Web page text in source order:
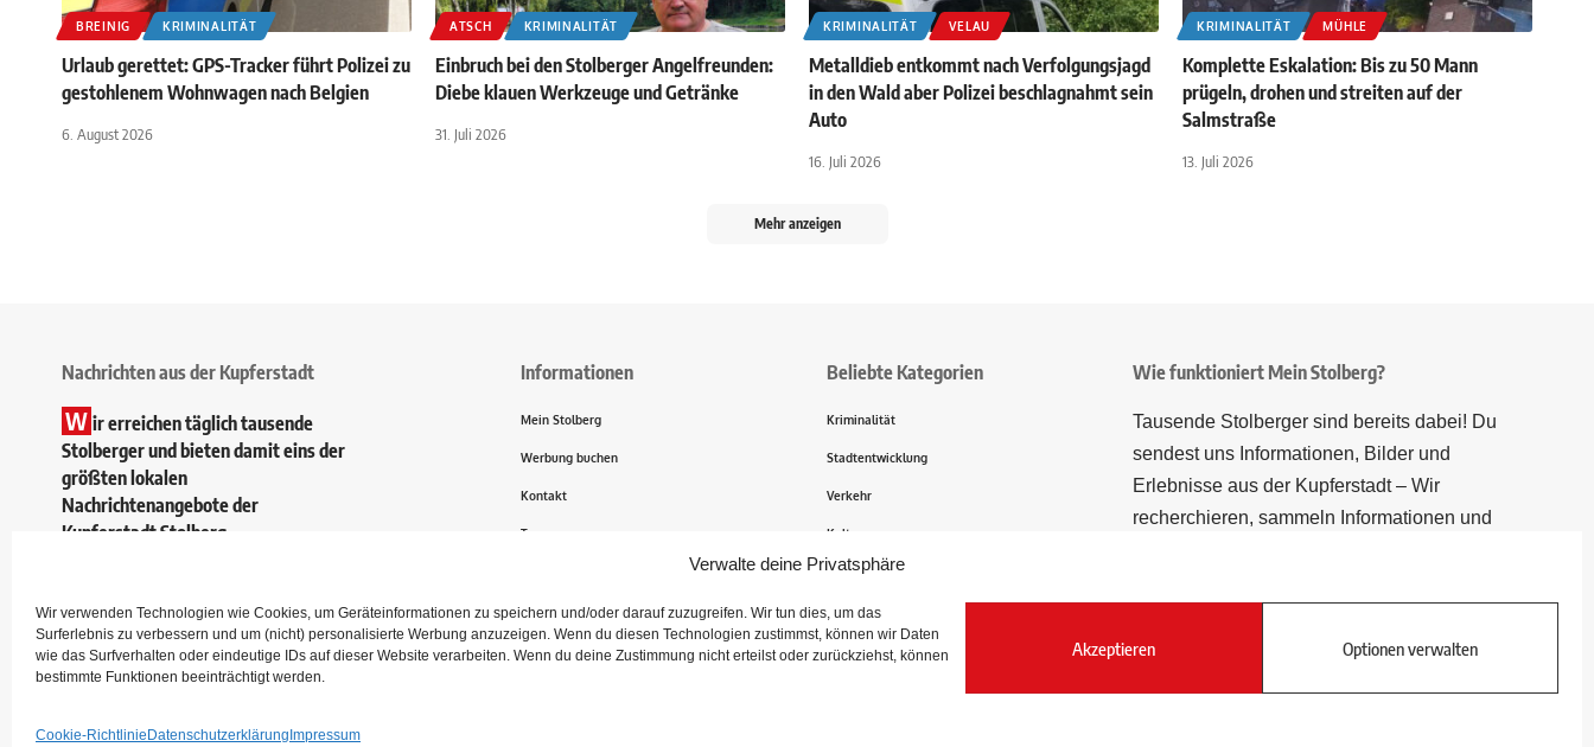
Verwalte deine Privatsphäre
Wir verwenden Technologien wie Cookies, um Geräteinformationen zu speichern und/oder darauf zuzugreifen. Wir tun dies, um das
Surferlebnis zu verbessern und um (nicht) personalisierte Werbung anzuzeigen. Wenn du diesen Technologien zustimmst, können wir Daten
wie das Surfverhalten oder eindeutige IDs auf dieser Website verarbeiten. Wenn du deine Zustimmung nicht erteilst oder zurückziehst, können
bestimmte Funktionen beeinträchtigt werden.
Akzeptieren Optionen verwalten
Cookie-Richtlinie Datenschutzerklärung Impressum
BREINIG KRIMINALITÄT
Urlaub gerettet: GPS-Tracker führt Polizei zu
gestohlenem Wohnwagen nach Belgien
6. August 2026
ATSCH KRIMINALITÄT
Einbruch bei den Stolberger Angelfreunden:
Diebe klauen Werkzeuge und Getränke
31. Juli 2026
KRIMINALITÄT VELAU
Metalldieb entkommt nach Verfolgungsjagd
in den Wald aber Polizei beschlagnahmt sein
Auto
16. Juli 2026
KRIMINALITÄT MÜHLE
Komplette Eskalation: Bis zu 50 Mann
prügeln, drohen und streiten auf der
Salmstraße
13. Juli 2026
Mehr anzeigen
Nachrichten aus der Kupferstadt
W ir erreichen täglich tausende
Stolberger und bieten damit eins der
größten lokalen
Nachrichtenangebote der
Kupferstadt Stolberg.
Informationen
Mein Stolberg
Werbung buchen
Kontakt
Transparenz
Beliebte Kategorien
Kriminalität
Stadtentwicklung
Verkehr
Kultur
Wie funktioniert Mein Stolberg?
Tausende Stolberger sind bereits dabei! Du
sendest uns Informationen, Bilder und
Erlebnisse aus der Kupferstadt – Wir
recherchieren, sammeln Informationen und